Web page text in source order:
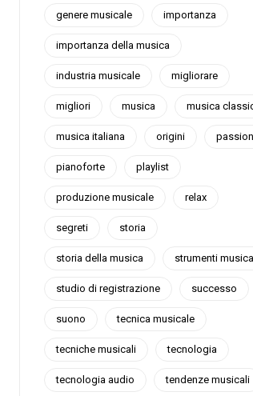
genere musicale importanza
importanza della musica
industria musicale migliorare
migliori musica musica
musica italiana origini
pianoforte playlist
produzione musicale relax
segreti storia
storia della musica strumenti
studio di registrazione successo
suono tecnica musicale
tecniche musicali tecnologia
tecnologia audio tendenze musicali